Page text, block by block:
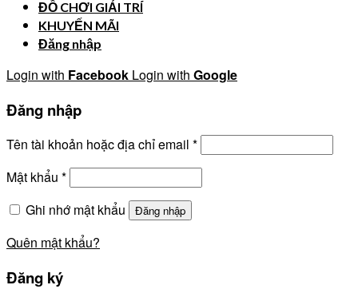
ĐỒ CHƠI GIẢI TRÍ
KHUYẾN MÃI
Đăng nhập
Login with Facebook Login with Google
Đăng nhập
Tên tài khoản hoặc địa chỉ email *
Mật khẩu *
Ghi nhớ mật khẩu
Đăng nhập
Quên mật khẩu?
Đăng ký